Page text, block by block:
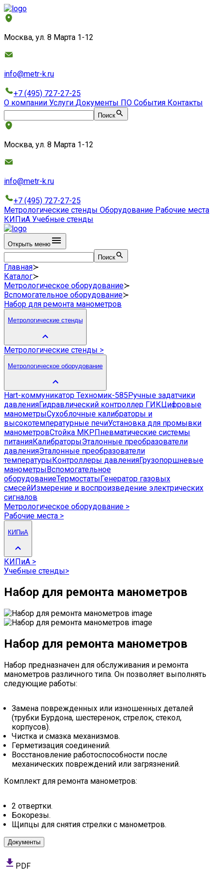
Москва, ул. 8 Марта 1-12
info@metr-k.ru
+7 (495) 727-27-25
О компании Услуги Документы ПО События Контакты
Поиск
Москва, ул. 8 Марта 1-12
info@metr-k.ru
+7 (495) 727-27-25
Метрологические стенды Оборудование Рабочие места
КИПиА Учебные стенды
Открыть меню
Поиск
Главная≻
Каталог≻
Метрологическое оборудование≻
Вспомогательное оборудование≻
Набор для ремонта манометров
Метрологические стенды
Метрологические стенды >
Метрологическое оборудование
Hart-коммуникатор Техномик-585 Ручные задатчики
давленияГидравлический контроллер ГИКЦифровые
манометрыСухоблочные калибраторы и
высокотемпературные печиУстановка для промывки
манометровСтойка МКР Пневматические системы
питанияКалибраторыЭталонные преобразователи
давленияЭталонные преобразователи
температуры Контроллеры давленияГрузопоршневые
манометры Вспомогательное
оборудованиеТермостаты Генератор газовых
смесейИзмерение и воспроизведение электрических
сигналов
Метрологическое оборудование >
Рабочие места >
КИПиА
КИПиА >
Учебные стенды>
Набор для ремонта манометров
Набор для ремонта манометров
Набор предназначен для обслуживания и ремонта
манометров различного типа. Он позволяет выполнять
следующие работы:
Замена поврежденных или изношенных деталей
(трубки Бурдона, шестеренок, стрелок, стекол,
корпусов).
Чистка и смазка механизмов.
Герметизация соединений.
Восстановление работоспособности после
механических повреждений или загрязнений.
Комплект для ремонта манометров:
2 отвертки.
Бокорезы.
Щипцы для снятия стрелки с манометров.
Документы
PDF